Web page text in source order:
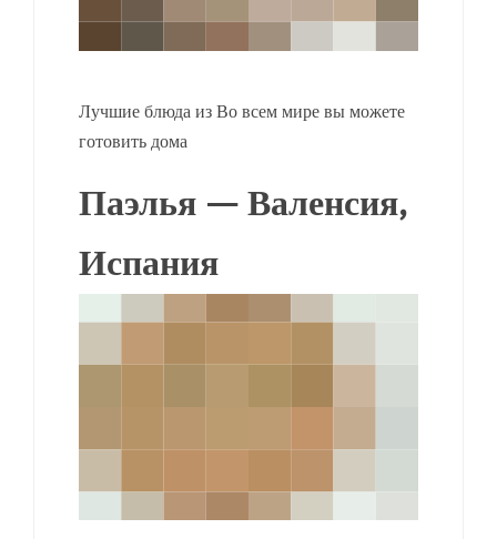
Лучшие блюда из Во всем мире вы можете
готовить дома
Паэлья — Валенсия,
Испания